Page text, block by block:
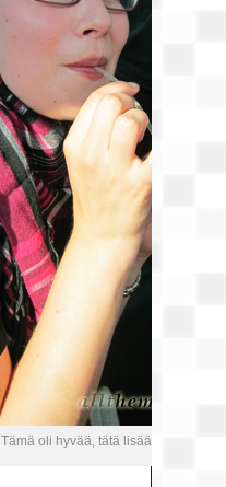
Tämä oli hyvää, tätä lisää 🙂